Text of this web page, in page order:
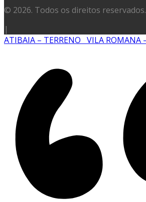
© 2026. Todos os direitos reservados.
|
ATIBAIA – TERRENO VILA ROMANA